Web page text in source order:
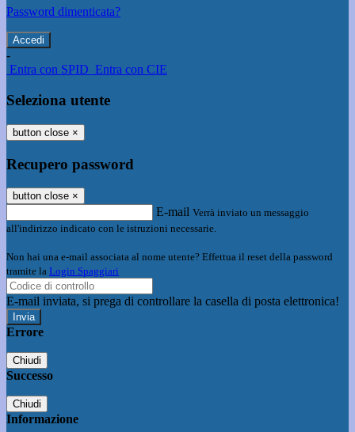
Password dimenticata?
-
Entra con SPID Entra con CIE
Seleziona utente
button close ×
Recupero password
button close ×
E-mail Verrà inviato un messaggio
all'indirizzo indicato con le istruzioni necessarie.
Non hai una e-mail associata al nome utente? Effettua il reset della password
tramite la Login Spaggiari
E-mail inviata, si prega di controllare la casella di posta elettronica!
Errore
Chiudi
Successo
Chiudi
Informazione